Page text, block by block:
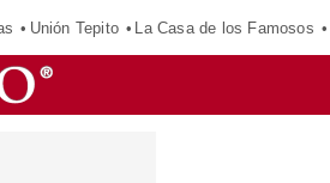
Unión Tepito La Casa de los Famosos